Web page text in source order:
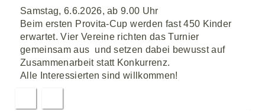
Samstag, 6.6.2026, ab 9.00 Uhr
Beim ersten Provita-Cup werden fast 450 Kinder
erwartet. Vier Vereine richten das Turnier
gemeinsam aus  und setzen dabei bewusst auf
Zusammenarbeit statt Konkurrenz.
Alle Interessierten sind willkommen!